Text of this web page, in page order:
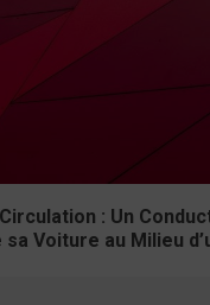
: Un
Voiture au Milieu